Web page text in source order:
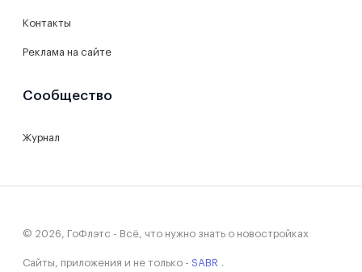
Контакты
Реклама на сайте
Сообщество
Журнал
© 2026, ГоФлэтс - Всё, что нужно знать о новостройках
Сайты, приложения и не только - SABR